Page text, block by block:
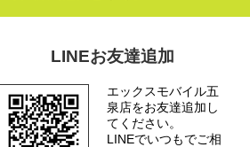
LINEお友達追加
エックスモバイル五
泉店をお友達追加し
てください。
LINEでいつもでご相